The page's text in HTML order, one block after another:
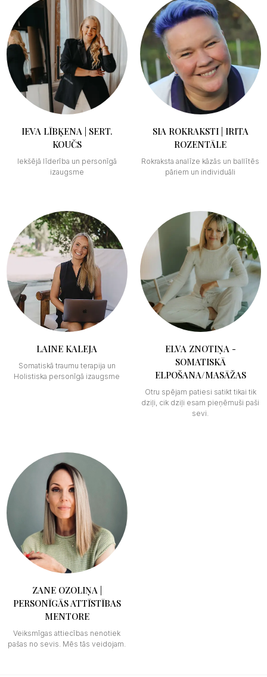
IEVA LĪBĶENA | SERT.
KOUČS
Iekšējā līderība un personīgā
izaugsme
SIA ROKRAKSTI | IRITA
ROZENTĀLE
Rokraksta analīze kāzās un ballītēs
pāriem un individuāli
LAINE KALEJA
Somatiskā traumu terapija un
Holistiska personīgā izaugsme
ELVA ZNOTIŅA -
SOMATISKĀ
ELPOŠANA/MASĀŽAS
Otru spējam patiesi satikt tikai tik
dziļi, cik dziļi esam pieņēmuši paši
sevi.
ZANE OZOLIŅA |
PERSONĪGĀS ATTĪSTĪBAS
MENTORE
Veiksmīgas attiecības nenotiek
pašas no sevis. Mēs tās veidojam.